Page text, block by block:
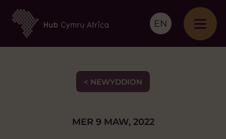
EN
< NEWYDDION
MER 9 MAW, 2022